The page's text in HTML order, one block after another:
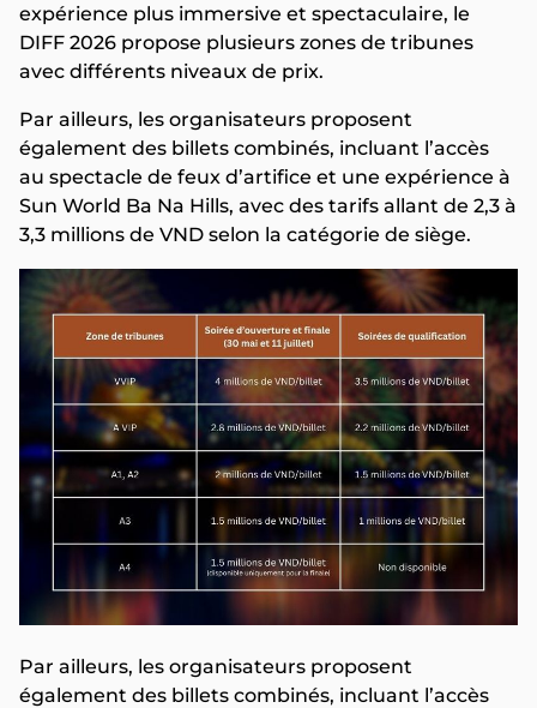
expérience plus immersive et spectaculaire, le
DIFF 2026 propose plusieurs zones de tribunes
avec différents niveaux de prix.
Par ailleurs, les organisateurs proposent
également des billets combinés, incluant l’accès
au spectacle de feux d’artifice et une expérience à
Sun World Ba Na Hills, avec des tarifs allant de 2,3 à
3,3 millions de VND selon la catégorie de siège.
Par ailleurs, les organisateurs proposent
également des billets combinés, incluant l’accès